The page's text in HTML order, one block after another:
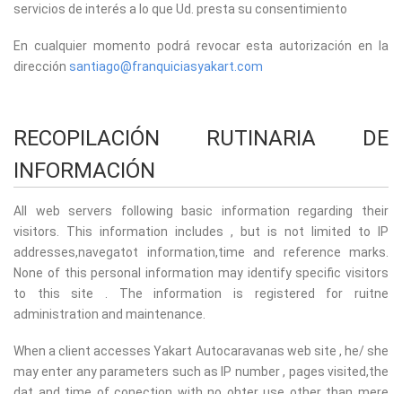
servicios de interés a lo que Ud. presta su consentimiento
En cualquier momento podrá revocar esta autorización en la
dirección santiago@franquiciasyakart.com
RECOPILACIÓN RUTINARIA DE
INFORMACIÓN
All web servers following basic information regarding their
visitors. This information includes , but is not limited to IP
addresses,navegatot information,time and reference marks.
None of this personal information may identify specific visitors
to this site . The information is registered for ruitne
administration and maintenance.
When a client accesses Yakart Autocaravanas web site , he/ she
may enter any parameters such as IP number , pages visited,the